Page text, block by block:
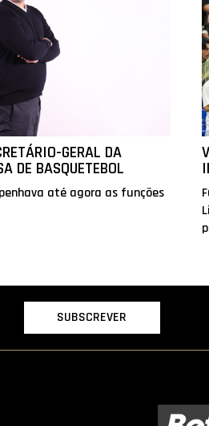
GERAL DA
DE BASQUETEBOL
até agora as funções
SUBSCREVER